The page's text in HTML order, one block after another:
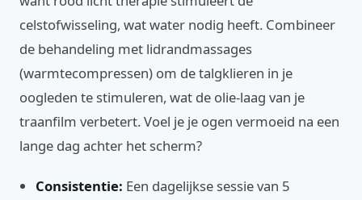
celstofwisseling, wat water nodig heeft. Combineer
de behandeling met lidrandmassages
(warmtecompressen) om de talgklieren in je
oogleden te stimuleren, wat de olie-laag van je
traanfilm verbetert. Voel je je ogen vermoeid na een
lange dag achter het scherm?
Consistentie: Een dagelijkse sessie van 5